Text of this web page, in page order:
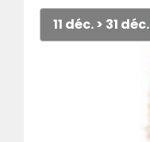
11 déc. > 31 déc.